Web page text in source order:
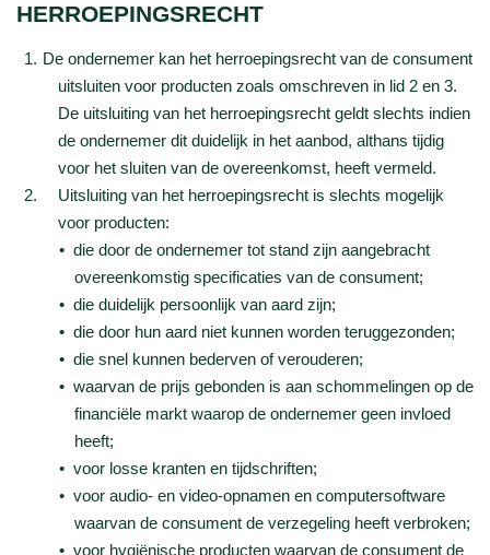
HERROEPINGSRECHT
De ondernemer kan het herroepingsrecht van de consument
uitsluiten voor producten zoals omschreven in lid 2 en 3.
De uitsluiting van het herroepingsrecht geldt slechts indien
de ondernemer dit duidelijk in het aanbod, althans tijdig
voor het sluiten van de overeenkomst, heeft vermeld.
Uitsluiting van het herroepingsrecht is slechts mogelijk
voor producten:
die door de ondernemer tot stand zijn aangebracht
overeenkomstig specificaties van de consument;
die duidelijk persoonlijk van aard zijn;
die door hun aard niet kunnen worden teruggezonden;
die snel kunnen bederven of verouderen;
waarvan de prijs gebonden is aan schommelingen op de
financiële markt waarop de ondernemer geen invloed
heeft;
voor losse kranten en tijdschriften;
voor audio- en video-opnamen en computersoftware
waarvan de consument de verzegeling heeft verbroken;
voor hygiënische producten waarvan de consument de